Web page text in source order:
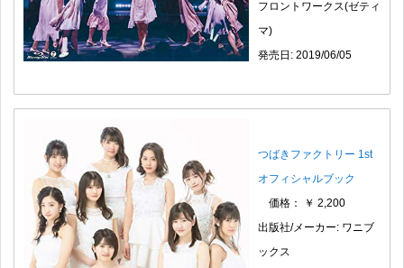
フロントワークス(ゼティ
マ)
発売日: 2019/06/05
つばきファクトリー 1st
オフィシャルブック
価格： ￥ 2,200
出版社/メーカー: ワニブ
ックス